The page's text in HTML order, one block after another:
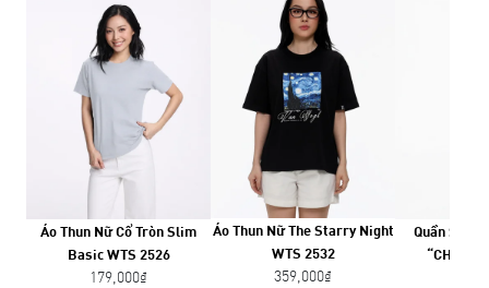
Áo Thun Nữ Cổ Tròn Slim
Basic WTS 2526
179,000₫
Áo Thun Nữ The Starry Night
WTS 2532
359,000₫
Quần
“CHẠM”